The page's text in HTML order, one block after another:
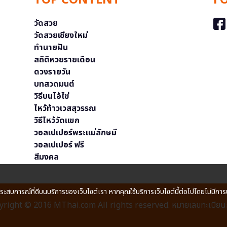
วัดสวย
วัดสวยเชียงใหม่
ทำนายฝัน
สถิติหวยรายเดือน
ดวงรายวัน
บทสวดมนต์
วิธีบนไอ้ไข่
ไหว้ท้าวเวสสุวรรณ
วิธีไหว้วัดแขก
วอลเปเปอร์พระแม่ลักษมี
วอลเปเปอร์ ฟรี
สีมงคล
© 2016 MThai.com All rights reserved. หมายเลขทะเบีย
บการณ์ที่ดีบนบริการของเว็บไซต์เรา หากคุณใช้บริการเว็บไซต์นี้ต่อไปโดยไม่มีก